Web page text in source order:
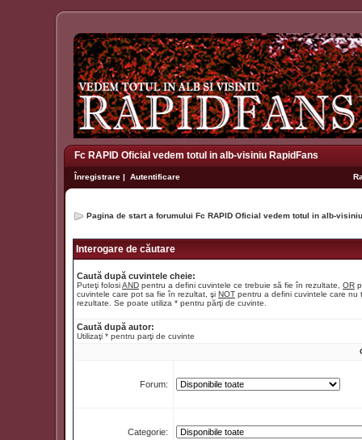
Fc RAPID Oficial vedem totul in alb-visiniu RapidFans
Înregistrare | Autentificare
Pagina de start a forumului Fc RAPID Oficial vedem totul in alb-
Interogare de căutare
Caută după cuvintele cheie:
Puteţi folosiAND pentru a defini cuvintele ce trebuie să fie în rezultate, OR
cuvintele care pot sa fie în rezultat, şi NOT pentru a defini cuvintele care nu
rezultate. Se poate utiliza * pentru părţi de cuvinte.
Caută după autor:
Utilizaţi * pentru parţi de cuvinte
Forum:
Categorie: